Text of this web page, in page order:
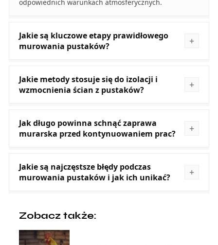
odpowiednich warunkach atmosferycznych.
Jakie są kluczowe etapy prawidłowego
murowania pustaków?
Jakie metody stosuje się do izolacji i
wzmocnienia ścian z pustaków?
Jak długo powinna schnąć zaprawa
murarska przed kontynuowaniem prac?
Jakie są najczęstsze błędy podczas
murowania pustaków i jak ich unikać?
Zobacz także: